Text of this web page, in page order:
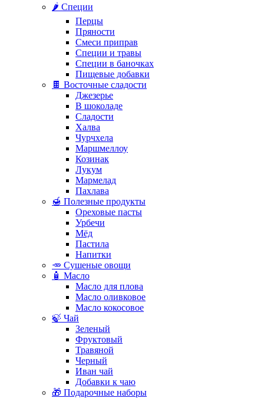
🌶️ Специи
Перцы
Пряности
Смеси приправ
Специи и травы
Специи в баночках
Пищевые добавки
🍫 Восточные сладости
Джезерье
В шоколаде
Сладости
Халва
Чурчхела
Маршмеллоу
Козинак
Лукум
Мармелад
Пахлава
🍯 Полезные продукты
Ореховые пасты
Урбечи
Мёд
Пастила
Напитки
🥕 Сушеные овощи
🧴 Масло
Масло для плова
Масло оливковое
Масло кокосовое
🍃 Чай
Зеленый
Фруктовый
Травяной
Черный
Иван чай
Добавки к чаю
🎁 Подарочные наборы